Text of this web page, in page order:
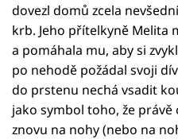
dovezl domů zcela
krb. Jeho přítelkyně Melita
a pomáhala mu, aby si
po nehodě požádal svoji
do prstenu nechá vsadit
jako symbol toho, že
znovu na nohy (nebo na